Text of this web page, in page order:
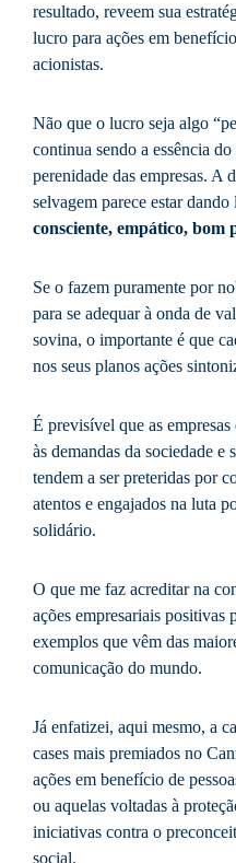
resultado, reveem sua
lucro para ações em
acionistas.
Não que o lucro seja algo
continua sendo a essência
perenidade das empresas. A
selvagem parece estar dando
consciente, empático, bom
Se o fazem puramente por
para se adequar à onda de
sovina, o importante é que
nos seus planos ações
É previsível que as
às demandas da sociedade e
tendem a ser preteridas por
atentos e engajados na luta
solidário.
O que me faz acreditar na
ações empresariais positivas
exemplos que vêm das
comunicação do mundo.
Já enfatizei, aqui mesmo, a
cases mais premiados no
ações em benefício de
ou aquelas voltadas à
iniciativas contra o
social.